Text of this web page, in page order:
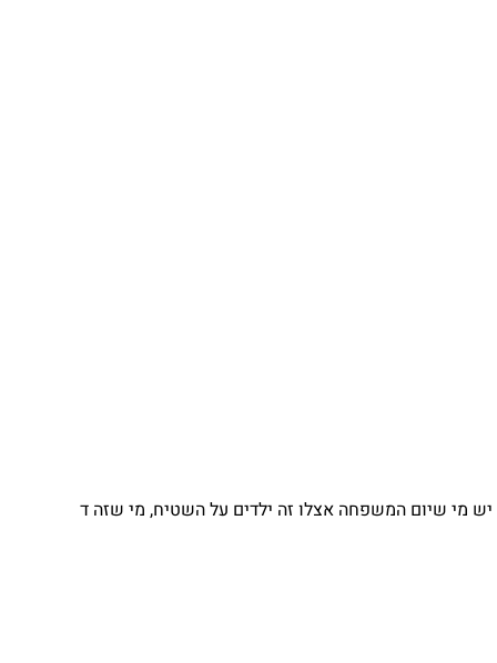
יש מי שיום המשפחה אצלו זה ילדים על השטיח, מי שזה ד